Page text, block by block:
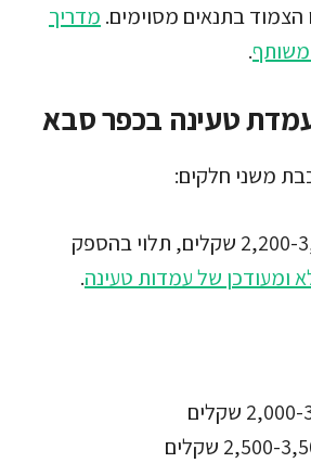
הצמוד בתנאים מסוימים. מדריך
.
טעינה בכפר סבא
משני חלקים:
: 2,200-3,500 שקלים, תלוי בהספק
ומעודכן של עמדות טעינה.